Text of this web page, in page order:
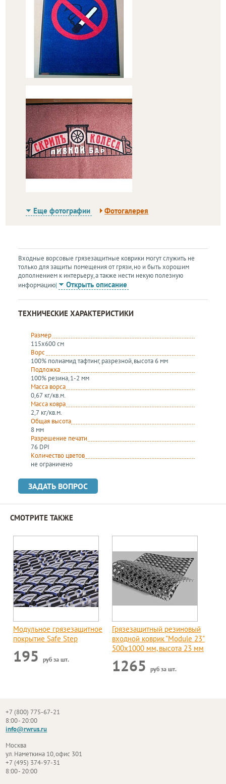
Еще фотографии Фотогалерея
Входные ворсовые грязезащитные коврики могут служить не
только для защиты помещения от грязи, но и быть хорошим
дополнением к интерьеру, а также нести некую полезную
информацию| Открыть описание
ТЕХНИЧЕСКИЕ ХАРАКТЕРИСТИКИ
Размер
115х600 см
Ворс
100% полиамид тафтинг, разрезной, высота 6 мм
Подложка
100% резина, 1-2 мм
Масса ворса
0,67 кг/кв.м.
Масса ковра
2,7 кг/кв.м.
Общая высота
8 мм
Разрешение печати
76 DPI
Количество цветов
не ограничено
ЗАДАТЬ ВОПРОС
СМОТРИТЕ ТАКЖЕ
Модульное грязезащитное
покрытие Safe Step
195 руб за шт.
Грязезащитный резиновый
входной коврик "Module 23"
500x1000 мм, высота 23 мм
1265руб за шт.
+7 (800) 775-67-21
8:00 - 20:00
info@rwrus.ru
Москва
ул. Наметкина 10, офис 301
+7 (495) 374-97-31
8:00 - 20:00